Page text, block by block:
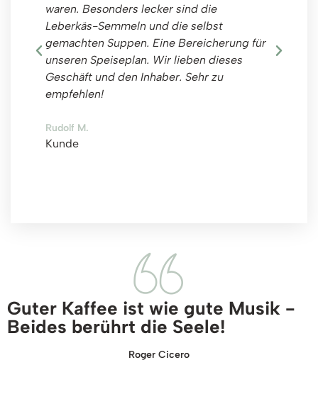
Guter Kaffee ist wie gute Musik -
Beides berührt die Seele!
Roger Cicero
waren. Besonders lecker sind die
Leberkäs-Semmeln und die selbst
gemachten Suppen. Eine Bereicherung für
unseren Speiseplan. Wir lieben dieses
Geschäft und den Inhaber. Sehr zu
empfehlen!
Rudolf M.
Kunde